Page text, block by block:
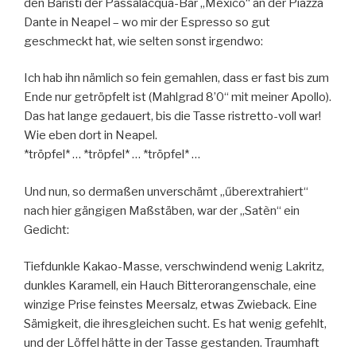
den Baristi der Passalacqua-Bar „Mexico“ an der Piazza
Dante in Neapel – wo mir der Espresso so gut
geschmeckt hat, wie selten sonst irgendwo:
Ich hab ihn nämlich so fein gemahlen, dass er fast bis zum
Ende nur getröpfelt ist (Mahlgrad 8’0“ mit meiner Apollo).
Das hat lange gedauert, bis die Tasse ristretto-voll war!
Wie eben dort in Neapel.
*tröpfel* … *tröpfel* … *tröpfel* …
Und nun, so dermaßen unverschämt „űberextrahiert“
nach hier gängigen Maßstäben, war der „Satèn“ ein
Gedicht:
Tiefdunkle Kakao-Masse, verschwindend wenig Lakritz,
dunkles Karamell, ein Hauch Bitterorangenschale, eine
winzige Prise feinstes Meersalz, etwas Zwieback. Eine
Sämigkeit, die ihresgleichen sucht. Es hat wenig gefehlt,
und der Löffel hätte in der Tasse gestanden. Traumhaft